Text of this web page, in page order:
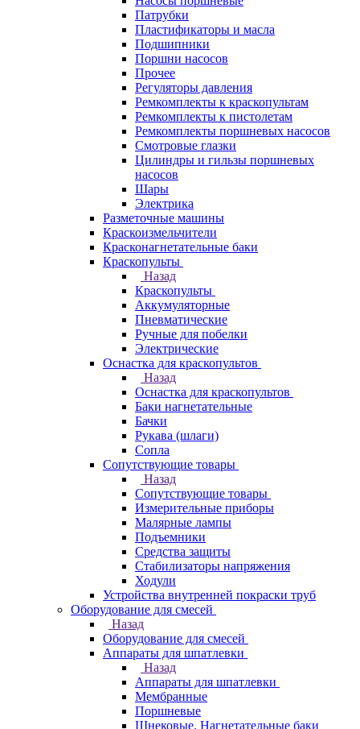
Патрубки
Пластификаторы и масла
Подшипники
Поршни насосов
Прочее
Регуляторы давления
Ремкомплекты к краскопультам
Ремкомплекты к пистолетам
Ремкомплекты поршневых насосов
Смотровые глазки
Цилиндры и гильзы поршневых
насосов
Шары
Электрика
Разметочные машины
Краскоизмельчители
Красконагнетательные баки
Краскопульты
Назад
Краскопульты
Аккумуляторные
Пневматические
Ручные для побелки
Электрические
Оснастка для краскопультов
Назад
Оснастка для краскопультов
Баки нагнетательные
Бачки
Рукава (шлаги)
Сопла
Сопутствующие товары
Назад
Сопутствующие товары
Измерительные приборы
Малярные лампы
Подъемники
Средства защиты
Стабилизаторы напряжения
Ходули
Устройства внутренней покраски труб
Оборудование для смесей
Назад
Оборудование для смесей
Аппараты для шпатлевки
Назад
Аппараты для шпатлевки
Мембранные
Поршневые
Шнековые. Нагнетательные баки